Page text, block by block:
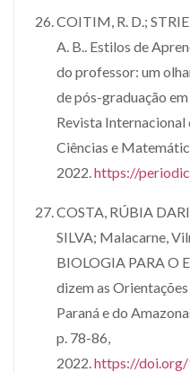
COITIM, R. D.;
A. B.. Estilos de
do professor: um
de pós-graduação
Revista Internacional
Ciências e
2022.https://
COSTA, RÚBIA
SILVA; Malacarne,
BIOLOGIA PARA O
dizem as
Paraná e do
p. 78-86,
2022.https://